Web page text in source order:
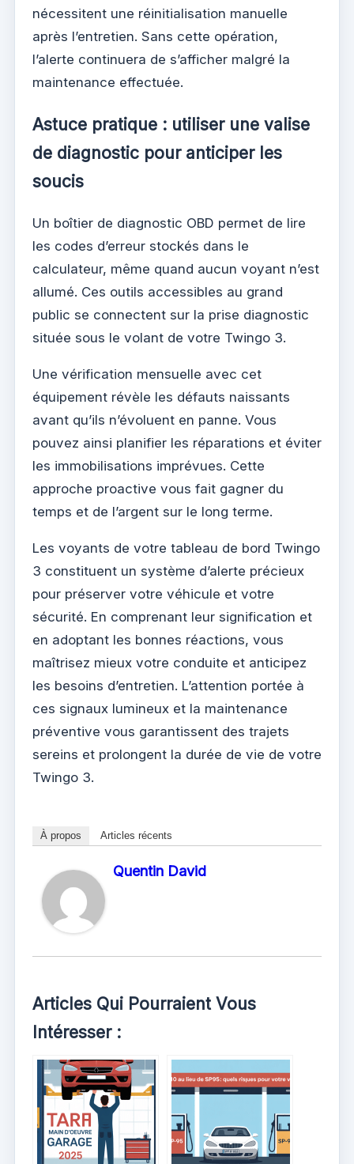
nécessitent une réinitialisation manuelle
après l’entretien. Sans cette opération,
l’alerte continuera de s’afficher malgré la
maintenance effectuée.
Astuce pratique : utiliser une valise
de diagnostic pour anticiper les
soucis
Un boîtier de diagnostic OBD permet de lire
les codes d’erreur stockés dans le
calculateur, même quand aucun voyant n’est
allumé. Ces outils accessibles au grand
public se connectent sur la prise diagnostic
située sous le volant de votre Twingo 3.
Une vérification mensuelle avec cet
équipement révèle les défauts naissants
avant qu’ils n’évoluent en panne. Vous
pouvez ainsi planifier les réparations et éviter
les immobilisations imprévues. Cette
approche proactive vous fait gagner du
temps et de l’argent sur le long terme.
Les voyants de votre tableau de bord Twingo
3 constituent un système d’alerte précieux
pour préserver votre véhicule et votre
sécurité. En comprenant leur signification et
en adoptant les bonnes réactions, vous
maîtrisez mieux votre conduite et anticipez
les besoins d’entretien. L’attention portée à
ces signaux lumineux et la maintenance
préventive vous garantissent des trajets
sereins et prolongent la durée de vie de votre
Twingo 3.
À propos Articles récents
Quentin David
Articles Qui Pourraient Vous
Intéresser :